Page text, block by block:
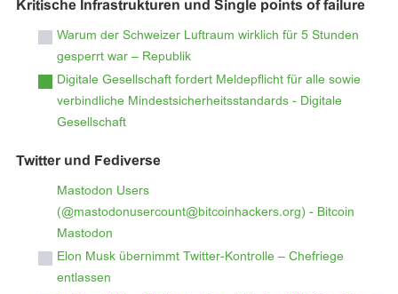
Kritische Infrastrukturen und Single points of failure
Warum der Schweizer Luftraum wirklich für 5 Stunden
gesperrt war – Republik
Digitale Gesellschaft fordert Meldepflicht für alle sowie
verbindliche Mindestsicherheitsstandards - Digitale
Gesellschaft
Twitter und Fediverse
Mastodon Users
(@mastodonusercount@bitcoinhackers.org) - Bitcoin
Mastodon
Elon Musk übernimmt Twitter-Kontrolle – Chefriege
entlassen